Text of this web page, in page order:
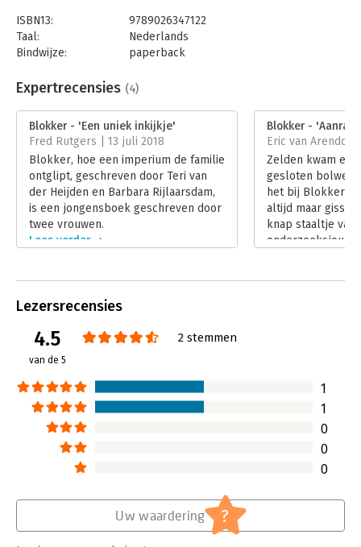
ISBN13:
9789026347122
Taal:
Nederlands
Bindwijze:
paperback
Uitgever:
Ambo/Anthos Uitgevers
Verschijningsdatum:
23-5-2019
Hoofdrubriek: Ondernemen
Expertrecensies (4)
Blokker - 'Een uniek inkijkje'
Fred Rutgers | 13 juli 2018
Blokker, hoe een imperium de familie
ontglipt, geschreven door Teri van
der Heijden en Barbara Rijlaarsdam,
is een jongensboek geschreven door
twee vrouwen.
Lees verder
Blokker -
Eric van
Zelden kwam er
gesloten bolwerk
het bij Blokker
altijd maar
knap staaltje van
Lezersrecensies
4.5
van de 5
2 stemmen
1
1
0
0
0
Uw waardering ?